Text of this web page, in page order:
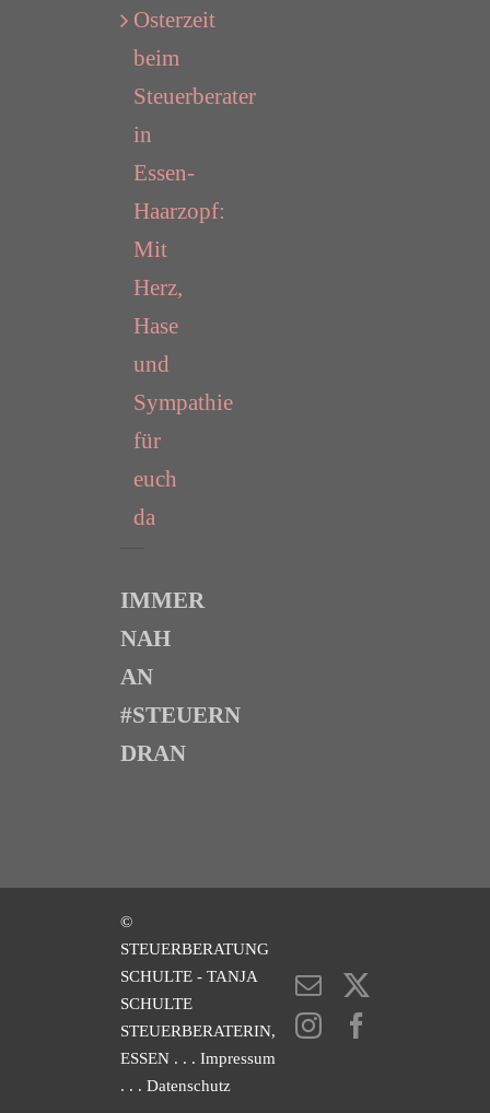
Osterzeit
beim
Steuerberater
in
Essen-
Haarzopf:
Mit
Herz,
Hase
und
Sympathie
für
euch
da
IMMER
NAH
AN
#STEUERN
DRAN
©
STEUERBERATUNG
SCHULTE - TANJA
SCHULTE
STEUERBERATERIN,
ESSEN . . . Impressum
. . . Datenschutz
E-
Mail
Instagram